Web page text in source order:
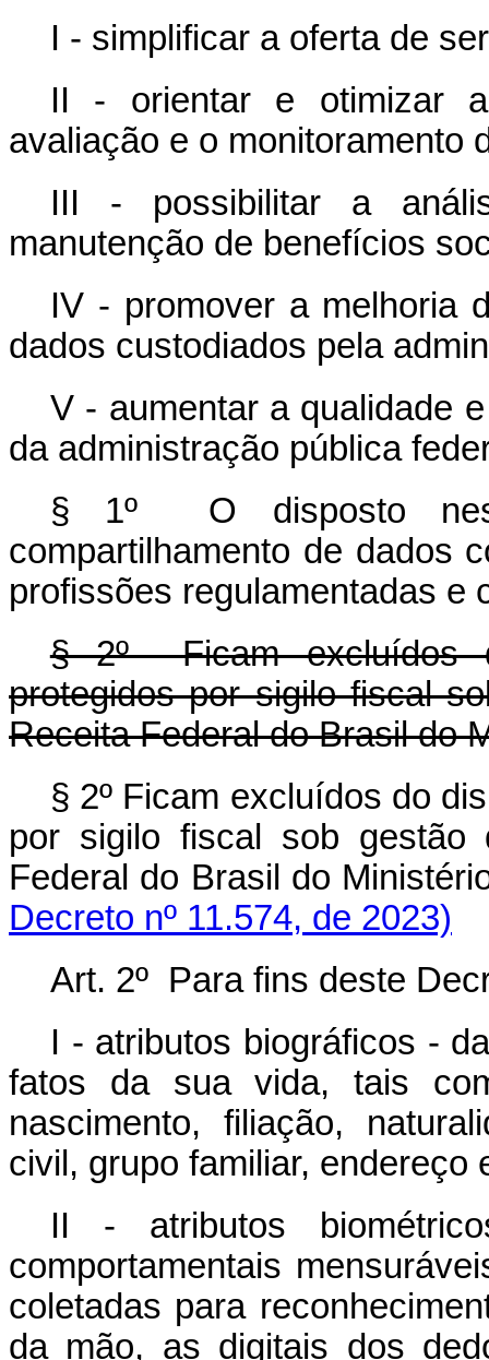
I - simplificar a oferta de
II - orientar e otimizar a
avaliação e o monitoramento
III - possibilitar a
manutenção de benefícios
IV - promover a melhoria
dados custodiados pela
V - aumentar a qualidade
da administração pública
§ 1º O disposto
compartilhamento de dados
profissões regulamentadas e
§ 2º Ficam excluídos
protegidos por sigilo fiscal
Receita Federal do Brasil do
§ 2º Ficam excluídos do
por sigilo fiscal sob gestão
Federal do Brasil do
Decreto nº 11.574, de 2023)
Art. 2º Para fins deste
I - atributos biográficos -
fatos da sua vida, tais
nascimento, filiação,
civil, grupo familiar,
II - atributos
comportamentais
coletadas para
da mão, as digitais dos